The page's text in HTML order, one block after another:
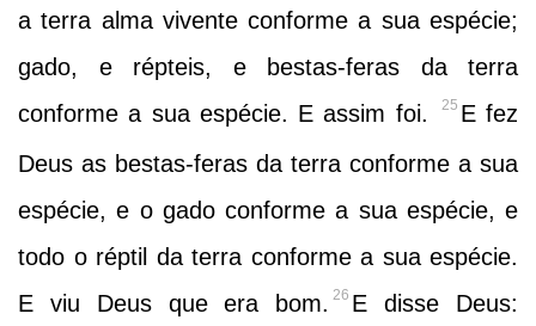
a terra alma vivente conforme a sua espécie;
gado, e répteis, e bestas-feras da terra
conforme a sua espécie. E assim foi.
25 E fez
Deus as bestas-feras da terra conforme a sua
espécie, e o gado conforme a sua espécie, e
todo o réptil da terra conforme a sua espécie.
E viu Deus que era bom. 26 E disse Deus: